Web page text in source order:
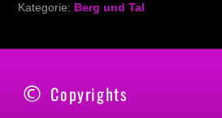
Kategorie: Berg und Tal
Copyrights